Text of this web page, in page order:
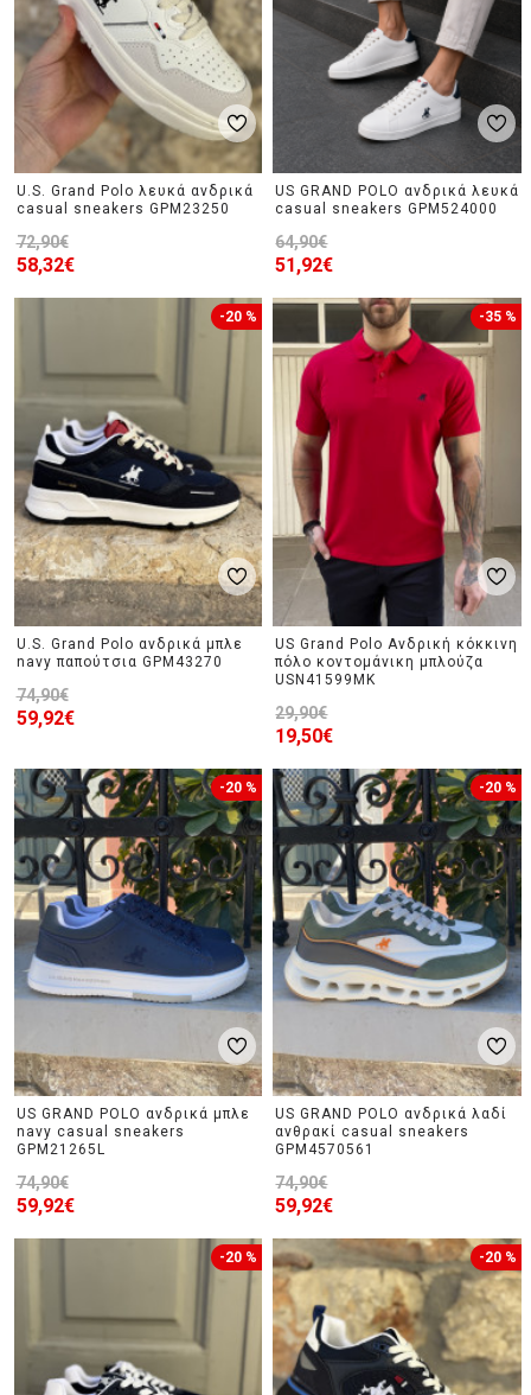
U.S. Grand Polo λευκά ανδρικά
casual sneakers GPM23250
58,32€
72,90€
US GRAND POLO ανδρικά λευκά
casual sneakers GPM524000
51,92€
64,90€
-20 %
U.S. Grand Polo ανδρικά μπλε
navy παπούτσια GPM43270
59,92€
74,90€
-35 %
US Grand Polo Ανδρική κόκκινη
πόλο κοντομάνικη μπλούζα
USN41599MK
19,50€
29,90€
-20 %
US GRAND POLO ανδρικά μπλε
navy casual sneakers
GPM21265L
59,92€
74,90€
-20 %
US GRAND POLO ανδρικά λαδί
ανθρακί casual sneakers
GPM4570561
59,92€
74,90€
-20 % -20 %